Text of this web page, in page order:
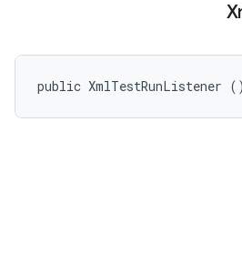
public XmlTestRunListener ()